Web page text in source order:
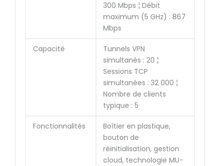
300 Mbps ¦ Débit
maximum (5 GHz) : 867
Mbps
Capacité
Tunnels VPN
simultanés : 20 ¦
Sessions TCP
simultanées : 32 000 ¦
Nombre de clients
typique : 5
Fonctionnalités
Boîtier en plastique,
bouton de
réinitialisation, gestion
cloud, technologie MU-